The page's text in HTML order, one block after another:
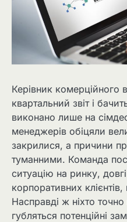
Керівник комерційного
квартальний звіт і
виконано лише на
менеджерів обіцяли
закрилися, а причини
туманними. Команда
ситуацію на ринку,
корпоративних
Насправді ж ніхто
губляться потенційні